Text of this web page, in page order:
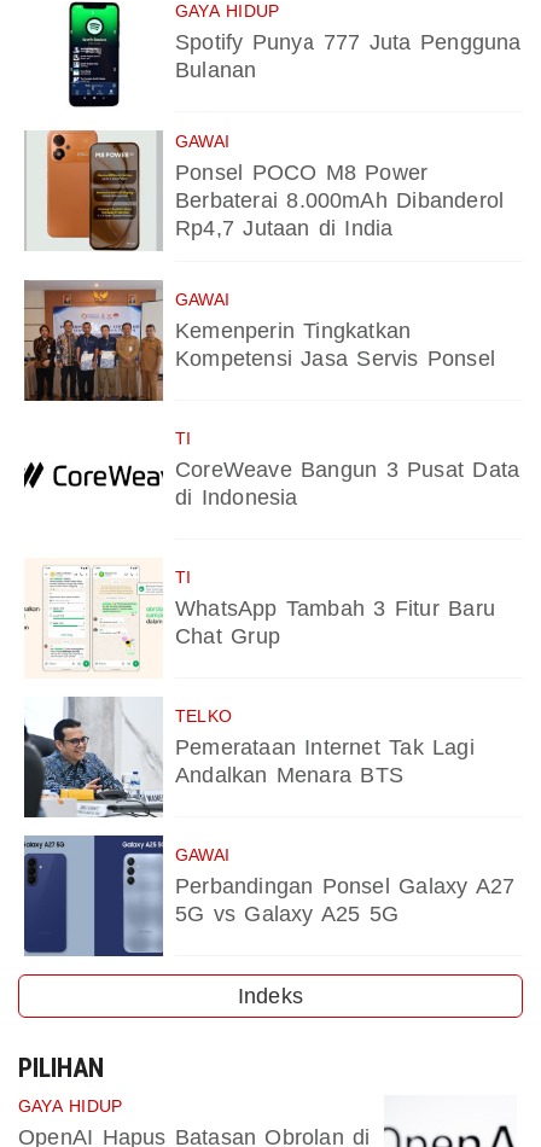
GAYA HIDUP
Spotify Punya 777 Juta Pengguna
Bulanan
GAWAI
Ponsel POCO M8 Power
Berbaterai 8.000mAh Dibanderol
Rp4,7 Jutaan di India
GAWAI
Kemenperin Tingkatkan
Kompetensi Jasa Servis Ponsel
TI
CoreWeave Bangun 3 Pusat Data
di Indonesia
TI
WhatsApp Tambah 3 Fitur Baru
Chat Grup
TELKO
Pemerataan Internet Tak Lagi
Andalkan Menara BTS
GAWAI
Perbandingan Ponsel Galaxy A27
5G vs Galaxy A25 5G
Indeks
PILIHAN
GAYA HIDUP
OpenAI Hapus Batasan Obrolan di